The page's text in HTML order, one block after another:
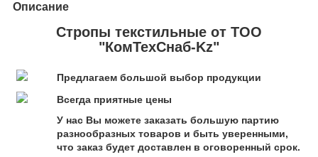
Описание
Стропы текстильные от ТОО
"КомТехСнаб-Kz"
Предлагаем большой выбор продукции
Всегда приятные цены
У нас Вы можете заказать большую партию
разнообразных товаров и быть уверенными,
что заказ будет доставлен в оговоренный срок.